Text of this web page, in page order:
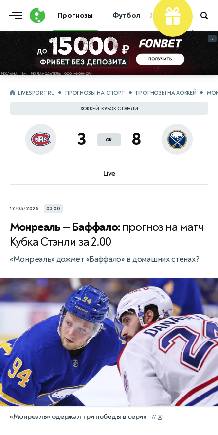
Прогнозы Футбол Хоккей Теннис
Фрибет
10 000 ₽
...
...
LIVESPORT.RU ПРОГНОЗЫ НА СПОРТ ПРОГНОЗЫ НА ХОККЕЙ
ХОККЕЙ. КУБОК СТЭНЛИ
3 ок 8
Live
17/05/2026 03:00
Монреаль — Баффало: прогноз на матч
Кубка Стэнли за 2.00
«Монреаль» дожмет «Баффало» в домашних стенах?
«Монреаль» одержал три победы в серии X